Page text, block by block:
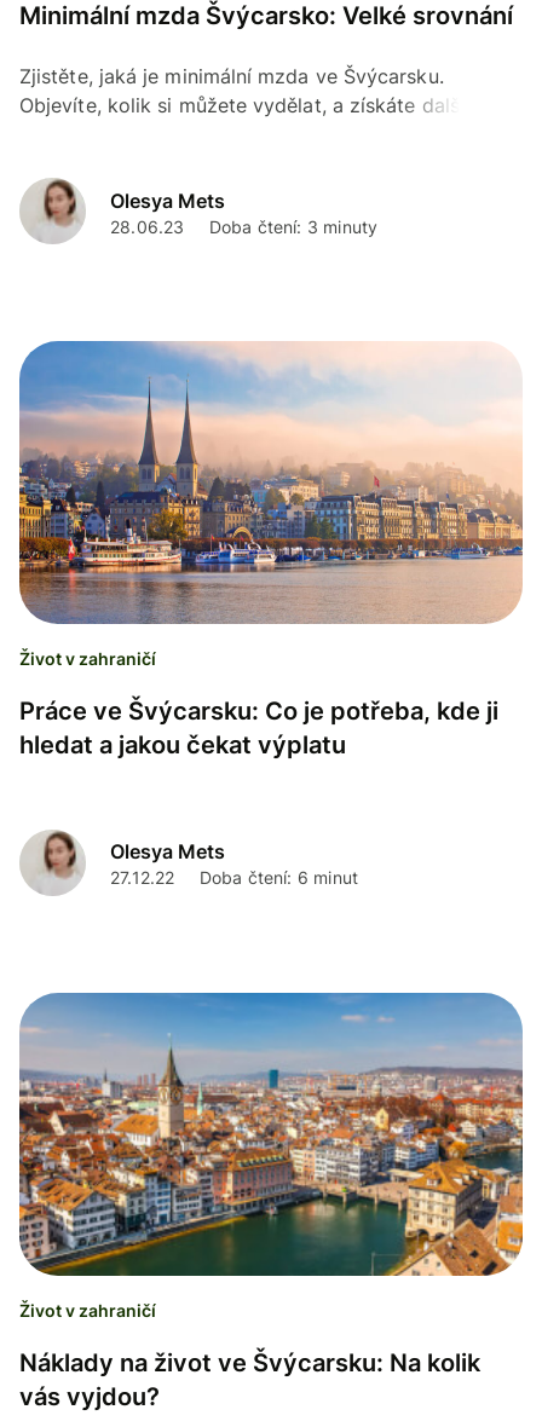
Minimální mzda Švýcarsko: Velké srovnání
Zjistěte, jaká je minimální mzda ve Švýcarsku.
Objevíte, kolik si můžete vydělat, a získáte další tipy.
Olesya Mets
28.06.23 Doba čtení: 3 minuty
Život v zahraničí
Práce ve Švýcarsku: Co je potřeba, kde ji
hledat a jakou čekat výplatu
Olesya Mets
27.12.22 Doba čtení: 6 minut
Život v zahraničí
Náklady na život ve Švýcarsku: Na kolik
vás vyjdou?